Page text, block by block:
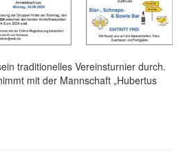
traditionelles Vereinsturnier durch.
mit der Mannschaft „Hubertus